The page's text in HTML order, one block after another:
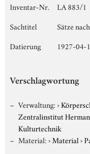
Inventar-Nr.
LA 883/1
Sachtitel
Sätze
Datierung
1927-04-
Verschlagwortung
Verwaltung:›
Zentralinstitut
Kulturtechnik
Material:›Material›